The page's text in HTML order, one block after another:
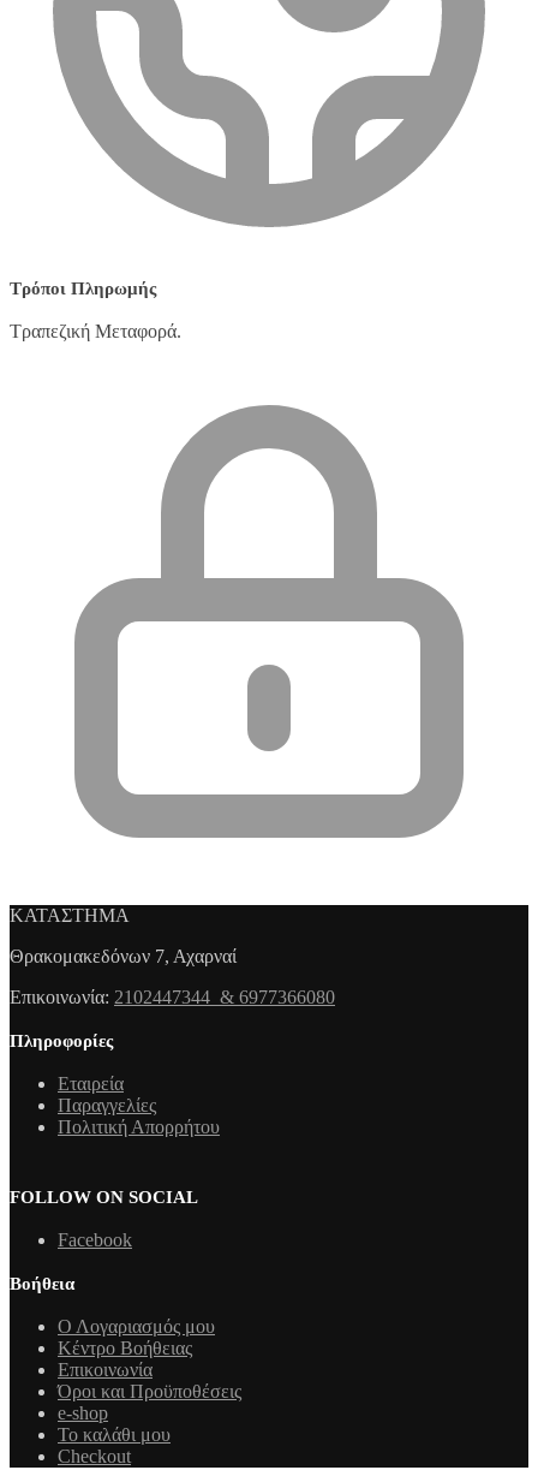
Τρόποι Πληρωμής
Τραπεζική Μεταφορά.
ΚΑΤΑΣΤΗΜΑ
Θρακομακεδόνων 7, Αχαρναί
Επικοινωνία: 2102447344 & 6977366080
Πληροφορίες
Εταιρεία
Παραγγελίες
Πολιτική Απορρήτου
FOLLOW ON SOCIAL
Facebook
Βοήθεια
Ο Λογαριασμός μου
Κέντρο Βοήθειας
Επικοινωνία
Όροι και Προϋποθέσεις
e-shop
Το καλάθι μου
Checkout